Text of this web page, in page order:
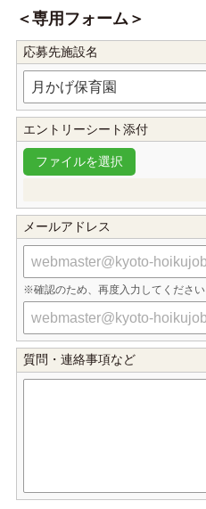
専用フォーム
応募先施設名
エントリーシート添付
メールアドレス
確認のため、再度入力してください
質問・連絡事項など